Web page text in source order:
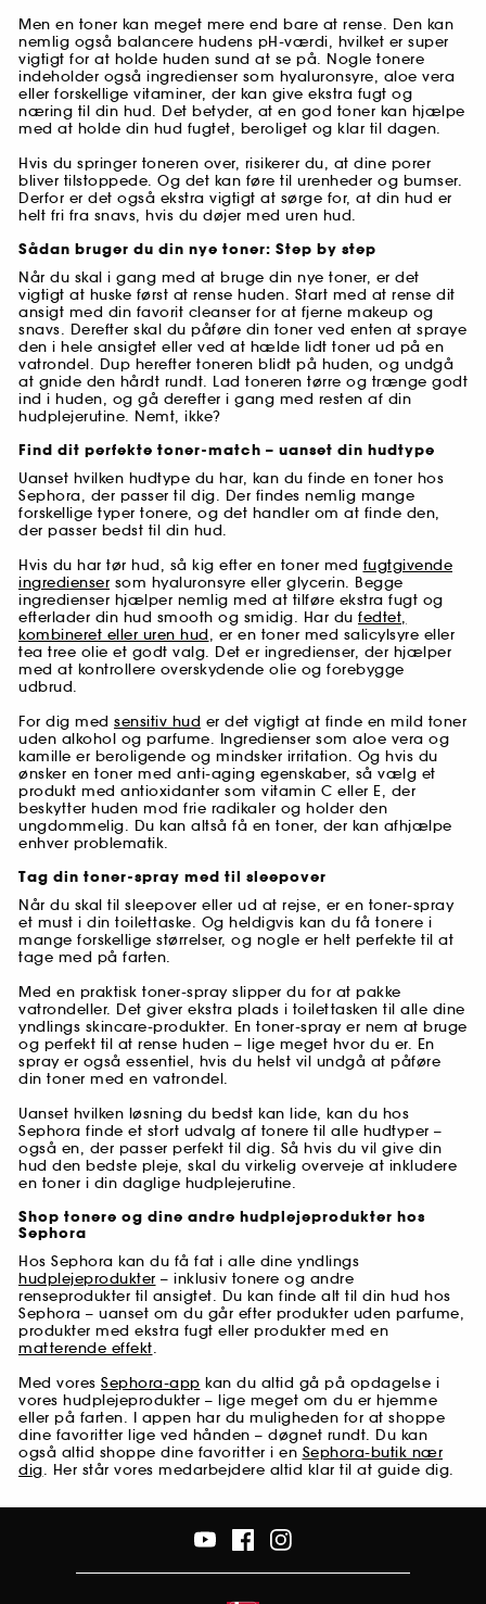
Men en toner kan meget mere end bare at rense. Den kan
nemlig også balancere hudens pH-værdi, hvilket er super
vigtigt for at holde huden sund at se på. Nogle tonere
indeholder også ingredienser som hyaluronsyre, aloe vera
eller forskellige vitaminer, der kan give ekstra fugt og
næring til din hud. Det betyder, at en god toner kan hjælpe
med at holde din hud fugtet, beroliget og klar til dagen.
Hvis du springer toneren over, risikerer du, at dine porer
bliver tilstoppede. Og det kan føre til urenheder og bumser.
Derfor er det også ekstra vigtigt at sørge for, at din hud er
helt fri fra snavs, hvis du døjer med uren hud.
Sådan bruger du din nye toner: Step by step
Når du skal i gang med at bruge din nye toner, er det
vigtigt at huske først at rense huden. Start med at rense dit
ansigt med din favorit cleanser for at fjerne makeup og
snavs. Derefter skal du påføre din toner ved enten at spraye
den i hele ansigtet eller ved at hælde lidt toner ud på en
vatrondel. Dup herefter toneren blidt på huden, og undgå
at gnide den hårdt rundt. Lad toneren tørre og trænge godt
ind i huden, og gå derefter i gang med resten af din
hudplejerutine. Nemt, ikke?
Find dit perfekte toner-match – uanset din hudtype
Uanset hvilken hudtype du har, kan du finde en toner hos
Sephora, der passer til dig. Der findes nemlig mange
forskellige typer tonere, og det handler om at finde den,
der passer bedst til din hud.
Hvis du har tør hud, så kig efter en toner med fugtgivende
ingredienser som hyaluronsyre eller glycerin. Begge
ingredienser hjælper nemlig med at tilføre ekstra fugt og
efterlader din hud smooth og smidig. Har du fedtet,
kombineret eller uren hud, er en toner med salicylsyre eller
tea tree olie et godt valg. Det er ingredienser, der hjælper
med at kontrollere overskydende olie og forebygge
udbrud.
For dig med sensitiv hud er det vigtigt at finde en mild toner
uden alkohol og parfume. Ingredienser som aloe vera og
kamille er beroligende og mindsker irritation. Og hvis du
ønsker en toner med anti-aging egenskaber, så vælg et
produkt med antioxidanter som vitamin C eller E, der
beskytter huden mod frie radikaler og holder den
ungdommelig. Du kan altså få en toner, der kan afhjælpe
enhver problematik.
Tag din toner-spray med til sleepover
Når du skal til sleepover eller ud at rejse, er en toner-spray
et must i din toilettaske. Og heldigvis kan du få tonere i
mange forskellige størrelser, og nogle er helt perfekte til at
tage med på farten.
Med en praktisk toner-spray slipper du for at pakke
vatrondeller. Det giver ekstra plads i toilettasken til alle dine
yndlings skincare-produkter. En toner-spray er nem at bruge
og perfekt til at rense huden – lige meget hvor du er. En
spray er også essentiel, hvis du helst vil undgå at påføre
din toner med en vatrondel.
Uanset hvilken løsning du bedst kan lide, kan du hos
Sephora finde et stort udvalg af tonere til alle hudtyper –
også en, der passer perfekt til dig. Så hvis du vil give din
hud den bedste pleje, skal du virkelig overveje at inkludere
en toner i din daglige hudplejerutine.
Shop tonere og dine andre hudplejeprodukter hos
Sephora
Hos Sephora kan du få fat i alle dine yndlings
hudplejeprodukter – inklusiv tonere og andre
renseprodukter til ansigtet. Du kan finde alt til din hud hos
Sephora – uanset om du går efter produkter uden parfume,
produkter med ekstra fugt eller produkter med en
matterende effekt.
Med vores Sephora-app kan du altid gå på opdagelse i
vores hudplejeprodukter – lige meget om du er hjemme
eller på farten. I appen har du muligheden for at shoppe
dine favoritter lige ved hånden – døgnet rundt. Du kan
også altid shoppe dine favoritter i en Sephora-butik nær
dig. Her står vores medarbejdere altid klar til at guide dig.